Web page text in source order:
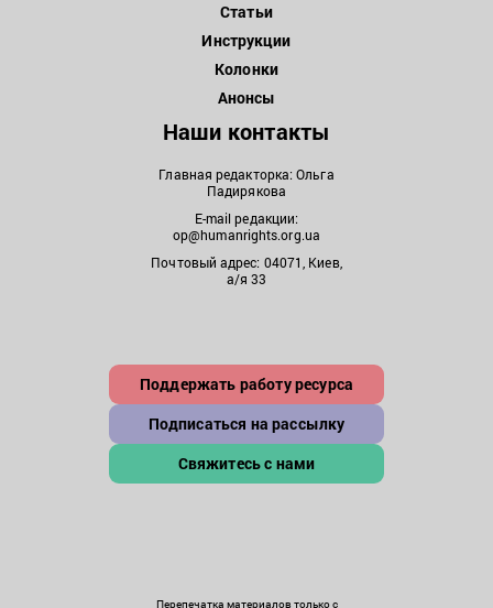
Статьи
Инструкции
Колонки
Анонсы
Наши контакты
Главная редакторка: Ольга
Падирякова
E-mail редакции:
op@humanrights.org.ua
Почтовый адрес: 04071, Киев,
а/я 33
Поддержать работу ресурса
Подписаться на рассылку
Свяжитесь с нами
Перепечатка материалов только с